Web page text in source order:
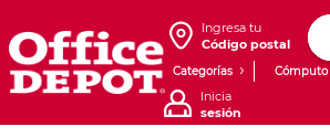
Ingresa tu
Código postal
Categorías Cómputo
Inicia
sesión